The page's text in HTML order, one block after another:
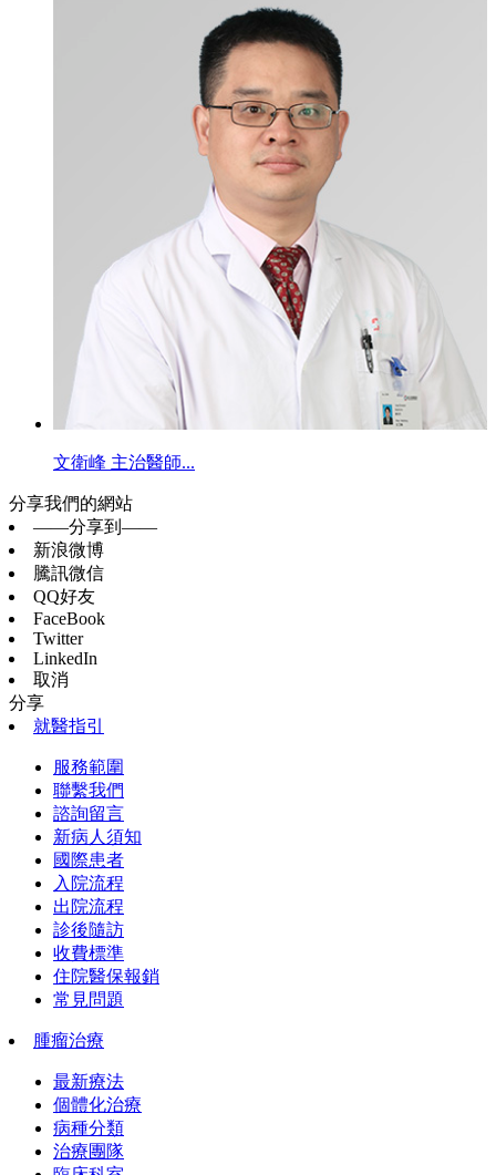
文衛峰 主治醫師...
分享我們的網站
——分享到——
新浪微博
騰訊微信
QQ好友
FaceBook
Twitter
LinkedIn
取消
分享
就醫指引
服務範圍
聯繫我們
諮詢留言
新病人須知
國際患者
入院流程
出院流程
診後隨訪
收費標準
住院醫保報銷
常見問題
腫瘤治療
最新療法
個體化治療
病種分類
治療團隊